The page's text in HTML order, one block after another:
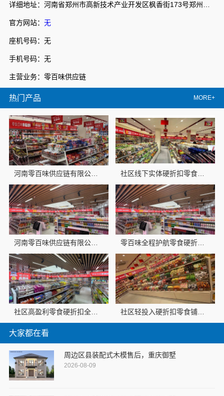
详细地址：河南省郑州市高新技术产业开发区枫香街173号郑州天健湖智联网产业园3号楼7层706室
官方网站： 无
座机号码：无
手机号码：无
主营业务：零百味供应链
热门产品 MORE+
河南零百味供应链有限公司低成本量贩零食全域盈利 社区线下实体硬折扣零食铺全域盈利，河南零百味供应链有限公司加盟
河南零百味供应链有限公司：社区线下实体硬折扣零食铺全域盈利 零百味全程护航零食硬折扣线上线下联动：河南零百味供应链有限公司
社区高盈利零食硬折扣全域盈利 - 河南零百味供应链有限公司 社区轻投入硬折扣零食铺低风险经营：河南零百味供应链有限公司助您放心创业
大家都在看
周边区县装配式木模售后，重庆御墅
2026-08-09